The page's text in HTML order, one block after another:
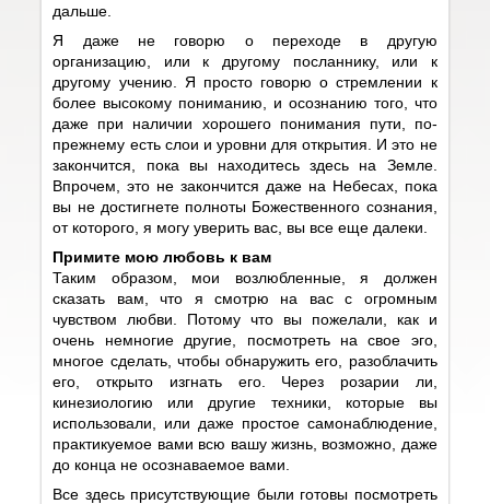
дальше.
Я даже не говорю о переходе в другую
организацию, или к другому посланнику, или к
другому учению. Я просто говорю о стремлении к
более высокому пониманию, и осознанию того, что
даже при наличии хорошего понимания пути, по-
прежнему есть слои и уровни для открытия. И это не
закончится, пока вы находитесь здесь на Земле.
Впрочем, это не закончится даже на Небесах, пока
вы не достигнете полноты Божественного сознания,
от которого, я могу уверить вас, вы все еще далеки.
Примите мою любовь к вам
Таким образом, мои возлюбленные, я должен
сказать вам, что я смотрю на вас с огромным
чувством любви. Потому что вы пожелали, как и
очень немногие другие, посмотреть на свое эго,
многое сделать, чтобы обнаружить его, разоблачить
его, открыто изгнать его. Через розарии ли,
кинезиологию или другие техники, которые вы
использовали, или даже простое самонаблюдение,
практикуемое вами всю вашу жизнь, возможно, даже
до конца не осознаваемое вами.
Все здесь присутствующие были готовы посмотреть